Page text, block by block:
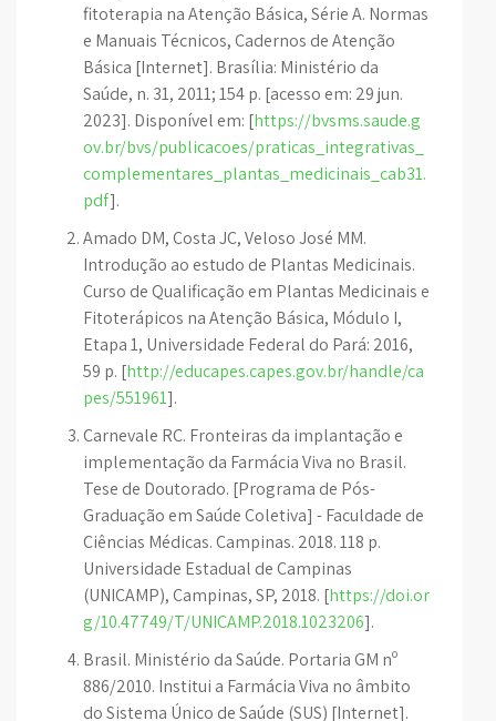
fitoterapia na Atenção Básica, Série A. Normas
e Manuais Técnicos, Cadernos de Atenção
Básica [Internet]. Brasília: Ministério da
Saúde, n. 31, 2011; 154 p. [acesso em: 29 jun.
2023]. Disponível em: [https://bvsms.saude.g
ov.br/bvs/publicacoes/praticas_integrativas_
complementares_plantas_medicinais_cab31.
pdf].
Amado DM, Costa JC, Veloso José MM.
Introdução ao estudo de Plantas Medicinais.
Curso de Qualificação em Plantas Medicinais e
Fitoterápicos na Atenção Básica, Módulo I,
Etapa 1, Universidade Federal do Pará: 2016,
59 p. [http://educapes.capes.gov.br/handle/ca
pes/551961].
Carnevale RC. Fronteiras da implantação e
implementação da Farmácia Viva no Brasil.
Tese de Doutorado. [Programa de Pós-
Graduação em Saúde Coletiva] - Faculdade de
Ciências Médicas. Campinas. 2018. 118 p.
Universidade Estadual de Campinas
(UNICAMP), Campinas, SP, 2018. [https://doi.or
g/10.47749/T/UNICAMP.2018.1023206].
Brasil. Ministério da Saúde. Portaria GM nº
886/2010. Institui a Farmácia Viva no âmbito
do Sistema Único de Saúde (SUS) [Internet].